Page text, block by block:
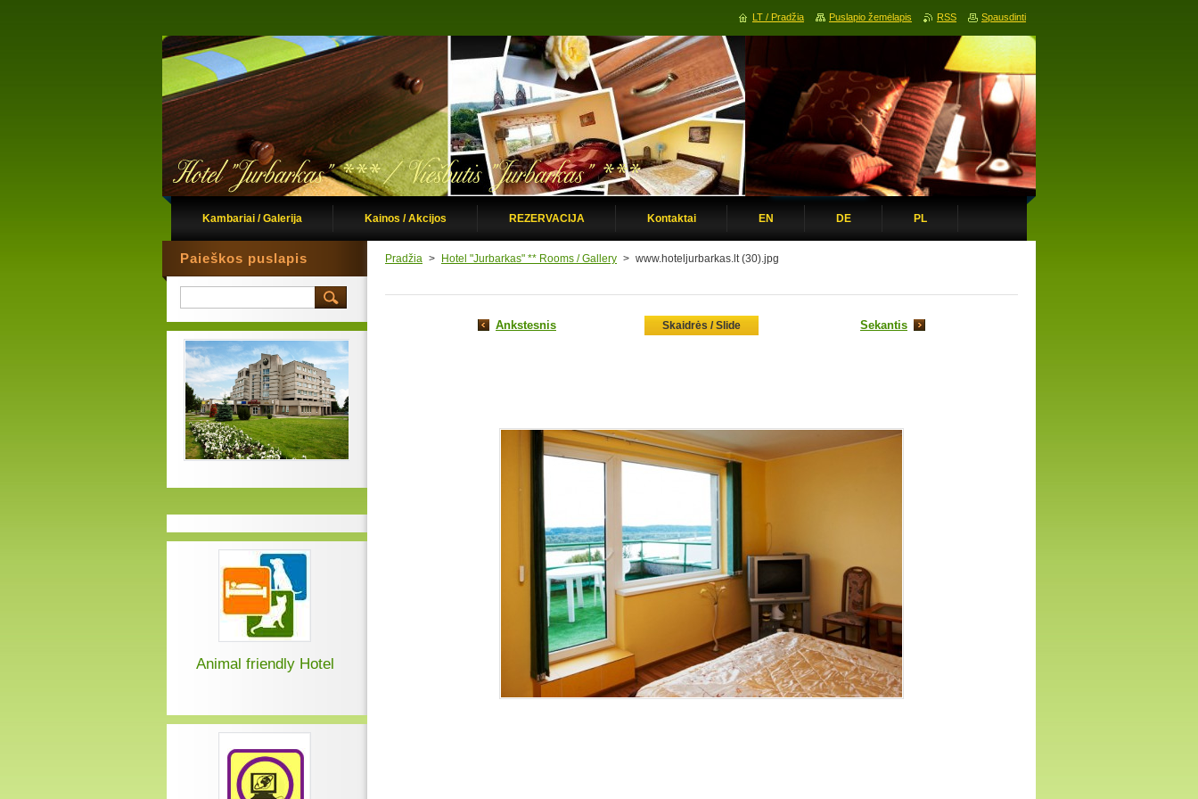
Kambariai / Galerija Kainos / Akcijos REZERVACIJA Kontaktai EN DE PL
Pradžia > Hotel "Jurbarkas" ** Rooms / Gallery > www.hoteljurbarkas.lt (30).jpg
Ankstesnis Skaidrės / Slide Sekantis
Paieškos puslapis
Animal friendly Hotel
LT / Pradžia Puslapio žemėlapis RSS Spausdinti